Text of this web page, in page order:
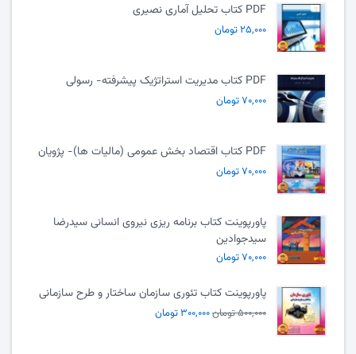
PDF کتاب تحلیل آماری نصیری
۲۵,۰۰۰ تومان
PDF کتاب مدیریت استراتژیک پیشرفته- رسولی
۷۰,۰۰۰ تومان
PDF کتاب اقتصاد بخش عمومی (مالیات ها)- پژویان
۷۰,۰۰۰ تومان
پاورپوینت کتاب برنامه ریزی نیروی انسانی سیدرضا
سیدجوادین
۷۰,۰۰۰ تومان
پاورپوینت کتاب تئوری سازمان ساختار و طرح سازمانی
۵۰۰,۰۰۰ تومان ۳۰۰,۰۰۰ تومان